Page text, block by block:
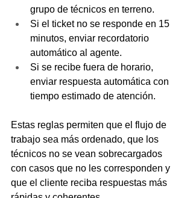
grupo de técnicos en terreno.
Si el ticket no se responde en 15
minutos, enviar recordatorio
automático al agente.
Si se recibe fuera de horario,
enviar respuesta automática con
tiempo estimado de atención.
Estas reglas permiten que el flujo de
trabajo sea más ordenado, que los
técnicos no se vean sobrecargados
con casos que no les corresponden y
que el cliente reciba respuestas más